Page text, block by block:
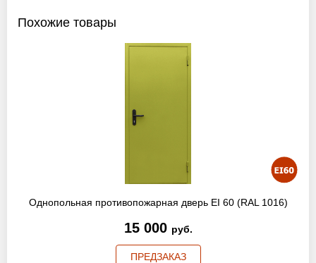
Похожие товары
Однопольная противопожарная дверь EI 60 (RAL 1016)
15 000 руб.
ПРЕДЗАКАЗ